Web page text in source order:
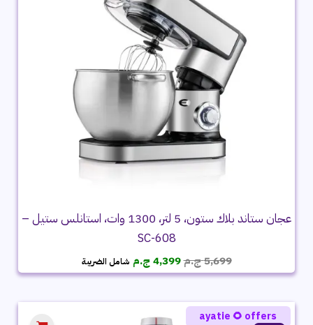
عجان ستاند بلاك ستون، 5 لتر، 1300 وات، استانلس ستيل –
SC-608
5,699ج.مالسعر
الأصلي
5,699 ج.م.
4,399 ج.م السعر
الحالي
4,399 ج.م.
شامل الضريبة
ayatie 🌻 offers